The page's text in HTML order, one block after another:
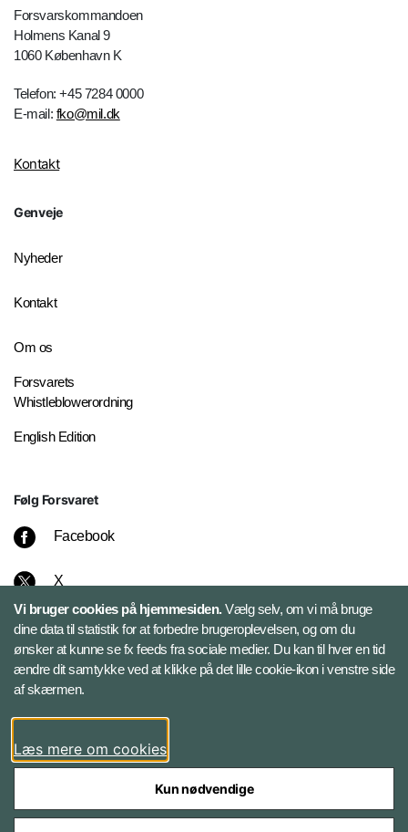
Forsvarskommandoen
Holmens Kanal 9
1060 København K
Telefon: +45 7284 0000
E-mail: fko@mil.dk
Kontakt
Genveje
Nyheder
Kontakt
Om os
Forsvarets
Whistleblowerordning
English Edition
Følg Forsvaret
Facebook
X
Instagram
Bluesky
LinkedIn
Vi bruger cookies på hjemmesiden.Vælg selv, om vi må bruge
dine data til statistik for at forbedre brugeroplevelsen, og om du
ønsker at kunne se fx feeds fra sociale medier. Du kan til hver en tid
ændre dit samtykke ved at klikke på det lille cookie-ikon i venstre side
af skærmen.
Læs mere om cookies
Kun nødvendige